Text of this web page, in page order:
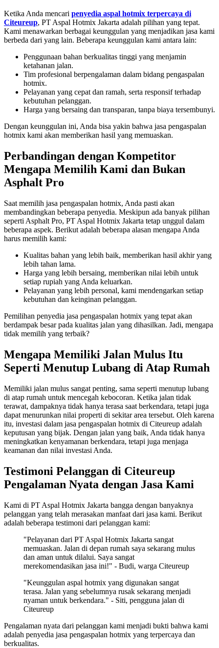
Ketika Anda mencari penyedia aspal hotmix terpercaya di
Citeureup, PT Aspal Hotmix Jakarta adalah pilihan yang tepat.
Kami menawarkan berbagai keunggulan yang menjadikan jasa kami
berbeda dari yang lain. Beberapa keunggulan kami antara lain:
Penggunaan bahan berkualitas tinggi yang menjamin
ketahanan jalan.
Tim profesional berpengalaman dalam bidang pengaspalan
hotmix.
Pelayanan yang cepat dan ramah, serta responsif terhadap
kebutuhan pelanggan.
Harga yang bersaing dan transparan, tanpa biaya tersembunyi.
Dengan keunggulan ini, Anda bisa yakin bahwa jasa pengaspalan
hotmix kami akan memberikan hasil yang memuaskan.
Perbandingan dengan Kompetitor
Mengapa Memilih Kami dan Bukan
Asphalt Pro
Saat memilih jasa pengaspalan hotmix, Anda pasti akan
membandingkan beberapa penyedia. Meskipun ada banyak pilihan
seperti Asphalt Pro, PT Aspal Hotmix Jakarta tetap unggul dalam
beberapa aspek. Berikut adalah beberapa alasan mengapa Anda
harus memilih kami:
Kualitas bahan yang lebih baik, memberikan hasil akhir yang
lebih tahan lama.
Harga yang lebih bersaing, memberikan nilai lebih untuk
setiap rupiah yang Anda keluarkan.
Pelayanan yang lebih personal, kami mendengarkan setiap
kebutuhan dan keinginan pelanggan.
Pemilihan penyedia jasa pengaspalan hotmix yang tepat akan
berdampak besar pada kualitas jalan yang dihasilkan. Jadi, mengapa
tidak memilih yang terbaik?
Mengapa Memiliki Jalan Mulus Itu
Seperti Menutup Lubang di Atap Rumah
Memiliki jalan mulus sangat penting, sama seperti menutup lubang
di atap rumah untuk mencegah kebocoran. Ketika jalan tidak
terawat, dampaknya tidak hanya terasa saat berkendara, tetapi juga
dapat menurunkan nilai properti di sekitar area tersebut. Oleh karena
itu, investasi dalam jasa pengaspalan hotmix di Citeureup adalah
keputusan yang bijak. Dengan jalan yang baik, Anda tidak hanya
meningkatkan kenyamanan berkendara, tetapi juga menjaga
keamanan dan nilai investasi Anda.
Testimoni Pelanggan di Citeureup
Pengalaman Nyata dengan Jasa Kami
Kami di PT Aspal Hotmix Jakarta bangga dengan banyaknya
pelanggan yang telah merasakan manfaat dari jasa kami. Berikut
adalah beberapa testimoni dari pelanggan kami:
"Pelayanan dari PT Aspal Hotmix Jakarta sangat
memuaskan. Jalan di depan rumah saya sekarang mulus
dan aman untuk dilalui. Saya sangat
merekomendasikan jasa ini!" - Budi, warga Citeureup
"Keunggulan aspal hotmix yang digunakan sangat
terasa. Jalan yang sebelumnya rusak sekarang menjadi
nyaman untuk berkendara." - Siti, pengguna jalan di
Citeureup
Pengalaman nyata dari pelanggan kami menjadi bukti bahwa kami
adalah penyedia jasa pengaspalan hotmix yang terpercaya dan
berkualitas.